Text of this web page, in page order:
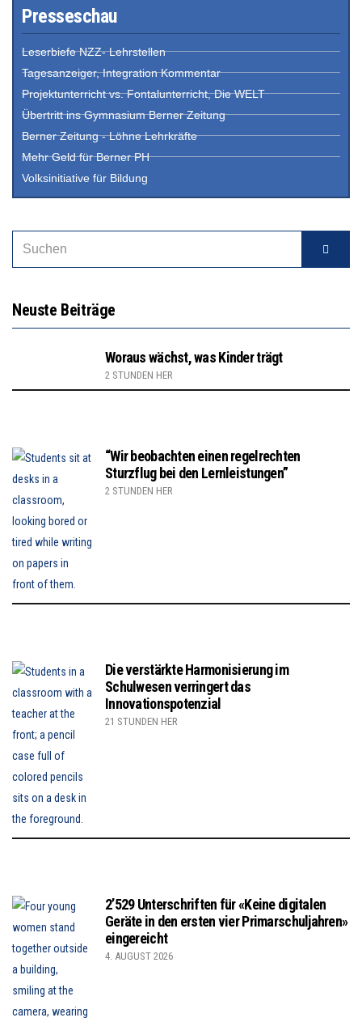
Presseschau
Leserbiefe NZZ- Lehrstellen
Tagesanzeiger, Integration Kommentar
Projektunterricht vs. Fontalunterricht, Die WELT
Übertritt ins Gymnasium Berner Zeitung
Berner Zeitung - Löhne Lehrkräfte
Mehr Geld für Berner PH
Volksinitiative für Bildung
Neuste Beiträge
Woraus wächst, was Kinder trägt
2 STUNDEN HER
“Wir beobachten einen regelrechten
Sturzflug bei den Lernleistungen”
2 STUNDEN HER
Die verstärkte Harmonisierung im
Schulwesen verringert das
Innovationspotenzial
21 STUNDEN HER
2’529 Unterschriften für «Keine digitalen
Geräte in den ersten vier Primarschuljahren»
eingereicht
4. AUGUST 2026